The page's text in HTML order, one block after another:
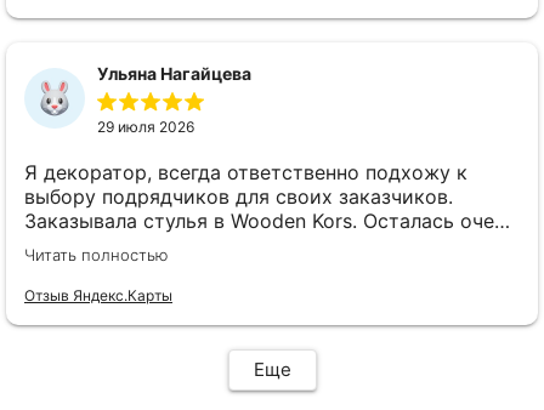
Ульяна Нагайцева
29 июля 2026
Я декоратор, всегда ответственно подхожу к
выбору подрядчиков для своих заказчиков.
Заказывала стулья в Wooden Kors. Осталась очень
довольна качеством, скоростью исполнения,
доставкой! А особенно
клиентоориентированностью менеджеров. Все
удобством гостей! Особенно приятно было то, что
по запросу выслали образцы тканей обивки и я
Читать полностью
Отзыв Яндекс.Карты
Еще